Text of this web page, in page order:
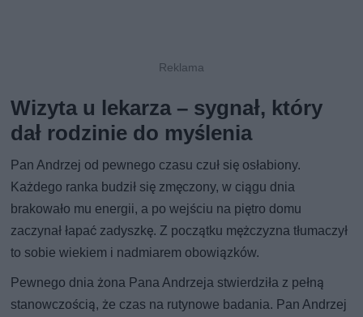
Wizyta u lekarza – sygnał, który
dał rodzinie do myślenia
Pan Andrzej od pewnego czasu czuł się osłabiony.
Każdego ranka budził się zmęczony, w ciągu dnia
brakowało mu energii, a po wejściu na piętro domu
zaczynał łapać zadyszkę. Z początku mężczyzna tłumaczył
to sobie wiekiem i nadmiarem obowiązków.
Pewnego dnia żona Pana Andrzeja stwierdziła z pełną
stanowczością, że czas na rutynowe badania. Pan Andrzej